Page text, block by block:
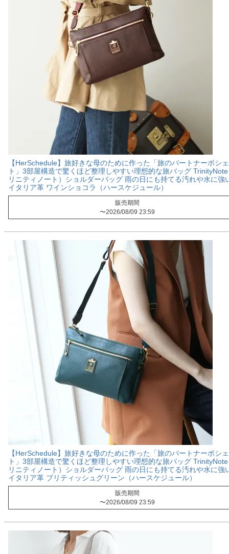
【HerSchedule】旅好きな母のために作った「旅のパートナーポシ
ト」3部屋構造で驚くほど整理しやすい理想的な旅バッグ
リニティノート）ショルダーバッグ 雨の日にも持てる汚れや水に強
イタリア革 ワインショコラ（ハースケジュール）
販売期間
〜2026/08/09 23:59
【HerSchedule】旅好きな母のために作った「旅のパートナーポシ
ト」3部屋構造で驚くほど整理しやすい理想的な旅バッグ
リニティノート）ショルダーバッグ 雨の日にも持てる汚れや水に強
イタリア革 ブリティッシュグリーン（ハースケジュール）
販売期間
〜2026/08/09 23:59